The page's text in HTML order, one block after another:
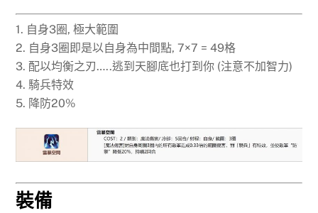
1. 自身3圈, 極大範圍
2. 自身3圈即是以自身為中間點, 7×7 = 49格
3. 配以均衡之刃…..逃到天腳底也打到你 (注意不加智力)
4. 騎兵特效
5. 降防20%
裝備